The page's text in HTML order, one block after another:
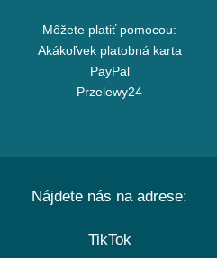
Môžete platiť pomocou:
Akákoľvek platobná karta
PayPal
Przelewy24
Nájdete nás na adrese:
TikTok